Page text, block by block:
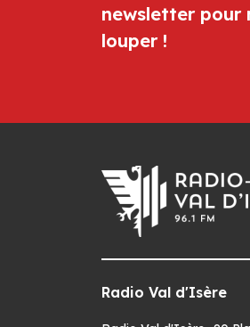
newsletter pour
louper !
Radio Val d'Isère